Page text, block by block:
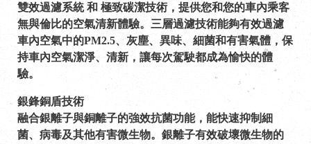
雙效過濾系統 和 極致碳潔技術，提供您和您的車內乘客
無與倫比的空氣清新體驗。三層過濾技術能夠有效過濾
車內空氣中的PM2.5、灰塵、異味、細菌和有害氣體，保
持車內空氣潔淨、清新，讓每次駕駛都成為愉快的體
驗。
銀鋒銅盾技術
融合銀離子與銅離子的強效抗菌功能，能快速抑制細
菌、病毒及其他有害微生物。銀離子有效破壞微生物的